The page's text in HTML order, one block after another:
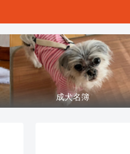
成犬名簿